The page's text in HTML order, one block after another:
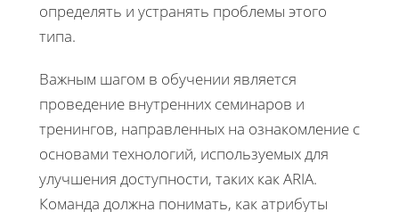
определять и устранять проблемы этого
типа.
Важным шагом в обучении является
проведение внутренних семинаров и
тренингов, направленных на ознакомление с
основами технологий, используемых для
улучшения доступности, таких как ARIA.
Команда должна понимать, как атрибуты